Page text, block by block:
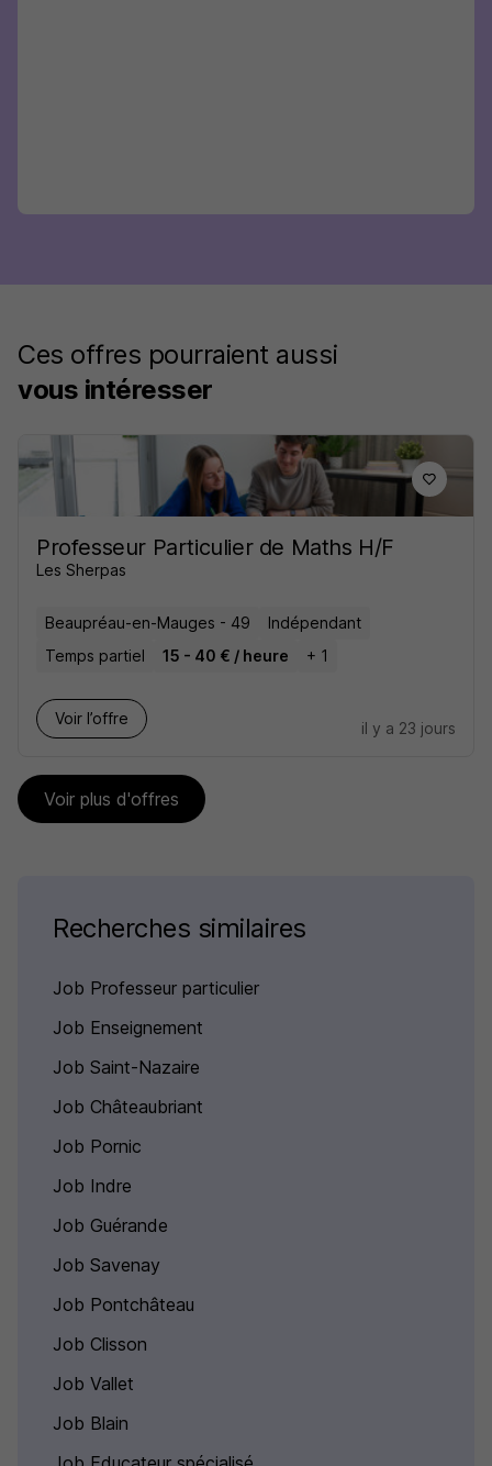
Ces offres pourraient aussi
vous intéresser
Professeur Particulier de Maths H/F
Les Sherpas
Beaupréau-en-Mauges - 49
Indépendant
Temps partiel
15 - 40 € / heure + 1
Voir l’offre
il y a 23 jours
Voir plus d'offres
Recherches similaires
Job Professeur particulier
Job Enseignement
Job Saint-Nazaire
Job Châteaubriant
Job Pornic
Job Indre
Job Guérande
Job Savenay
Job Pontchâteau
Job Clisson
Job Vallet
Job Blain